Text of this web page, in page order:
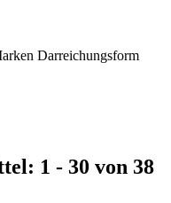
Darreichungsform
1 - 30 von 38